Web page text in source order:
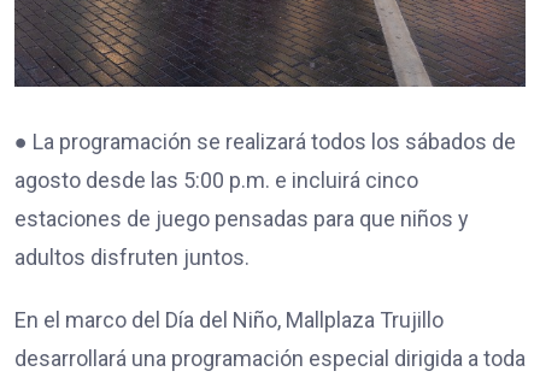
● La programación se realizará todos los sábados de
agosto desde las 5:00 p.m. e incluirá cinco
estaciones de juego pensadas para que niños y
adultos disfruten juntos.
En el marco del Día del Niño, Mallplaza Trujillo
desarrollará una programación especial dirigida a toda